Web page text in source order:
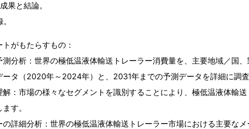
果と結論。
トがもたらすもの：
測分析：世界の極低温液体輸送トレーラー消費量を、主要地域／国
ータ（2020年～2024年）と、2031年までの予測データを詳細に調査
解：市場の様々なセグメントを識別することにより、極低温液体輸
す。
の詳細分析：世界の極低温液体輸送トレーラー市場における主要なメ